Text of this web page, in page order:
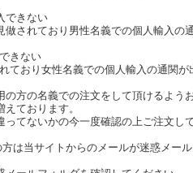
できない
されており男性名義での個人輸入の
きない
ており女性名義での個人輸入の通関が
方の名義での注文をして頂けるよう
ております。
てないかの今一度確認の上ご注文し
は当サイトからのメールが迷惑メー